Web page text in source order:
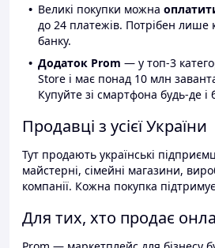
Великі покупки можна
до 24 платежів. Потрібен лише
банку.
Додаток Prom — у топ-3
Store і має понад 10 млн
Купуйте зі смартфона будь-де і
Продавці з усієї України
Тут продають українські
майстерні, сімейні магазини,
компанії. Кожна покупка
Для тих, хто продає